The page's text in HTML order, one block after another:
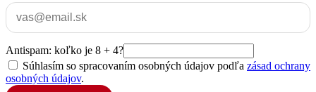
Antispam: koľko je 8 + 4?
Súhlasím so spracovaním osobných údajov podľa zásad ochrany
osobných údajov.